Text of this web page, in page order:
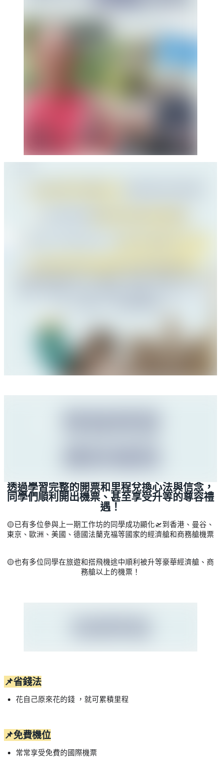
透過學習完整的開票和里程兌換心法與信念，
同學們順利開出機票、甚至享受升等的尊容禮
遇！
🟡已有多位參與上一期工作坊的同學成功顯化🛫到香港、曼谷、
東京、歐洲、美國、德國法蘭克福等國家的經濟艙和商務艙機票
🟡也有多位同學在旅遊和搭飛機途中順利被升等豪華經濟艙、商
務艙以上的機票！
📌省錢法
花自己原來花的錢 ，就可累積里程
📌免費機位
常常享受免費的國際機票